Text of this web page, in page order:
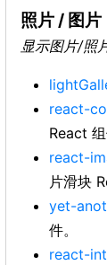
照片 / 图片
显示图片/照
react-
React 组
react-
片滑块
yet-
件。
react-